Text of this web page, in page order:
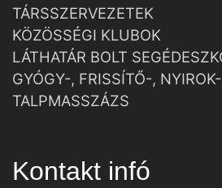
TÁRSSZERVEZETEK
KÖZÖSSÉGI KLUBOK
LÁTHATÁR BOLT
GYÓGY-, FRISSÍTŐ-,
TALPMASSZÁZS
Kontakt infó